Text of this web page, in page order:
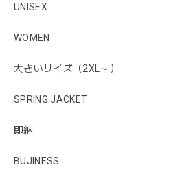
UNISEX
WOMEN
大きいサイズ（2XL～）
SPRING JACKET
即納
BUJINESS